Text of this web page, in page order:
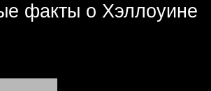
факты о Хэллоуине